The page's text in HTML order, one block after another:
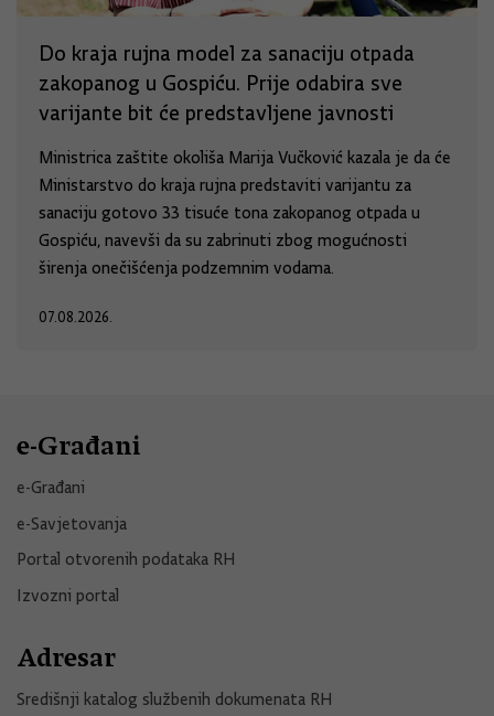
Do kraja rujna model za sanaciju otpada
zakopanog u Gospiću. Prije odabira sve
varijante bit će predstavljene javnosti
Ministrica zaštite okoliša Marija Vučković kazala je da će
Ministarstvo do kraja rujna predstaviti varijantu za
sanaciju gotovo 33 tisuće tona zakopanog otpada u
Gospiću, navevši da su zabrinuti zbog mogućnosti
širenja onečišćenja podzemnim vodama.
07.08.2026.
e-Građani
e-Građani
e-Savjetovanja
Portal otvorenih podataka RH
Izvozni portal
Adresar
Središnji katalog službenih dokumenata RH